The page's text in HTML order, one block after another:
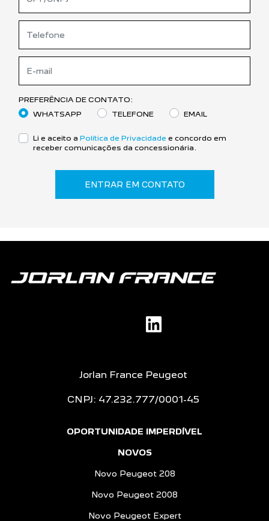
PREFERÊNCIA DE CONTATO:
WHATSAPP
TELEFONE EMAIL
Li e aceito a Política de Privacidade e concordo em
receber comunicações da concessionária.
ENTRAR EM CONTATO
Jorlan France Peugeot
CNPJ: 47.232.777/0001-45
OPORTUNIDADE IMPERDÍVEL
NOVOS
Novo Peugeot 208
Novo Peugeot 2008
Novo Peugeot Expert